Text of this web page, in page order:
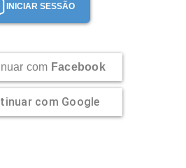
INICIAR SESSÃO
com Facebook
com Google